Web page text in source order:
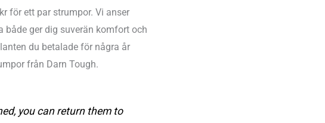
för ett par strumpor. Vi anser
ger dig suverän komfort och
du betalade för några år
från Darn Tough.
you can return them to